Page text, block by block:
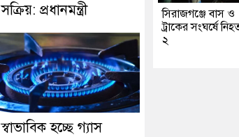
সক্রিয়: প্রধানমন্ত্রী
স্বাভাবিক হচ্ছে গ্যাস
সিরাজগঞ্জে বাস ও
ট্রাকের সংঘর্ষে
২